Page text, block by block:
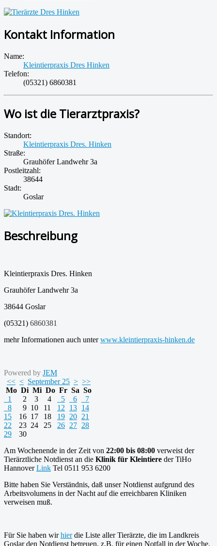
Kontakt Information
Name:
Kleintierpraxis Dres Hinken
Telefon:
(05321) 6860381
Wo ist die Tierarztpraxis?
Standort:
Kleintierpraxis Dres. Hinken
Straße:
Grauhöfer Landwehr 3a
Postleitzahl:
38644
Stadt:
Goslar
Beschreibung
Kleintierpraxis Dres. Hinken
Grauhöfer Landwehr 3a
38644 Goslar
(05321) 6860381
mehr Informationen auch unterwww.kleintierpraxis-hinken.de
Powered by JEM
<< < September 25 > >>
Mo Di Mi Do Fr Sa So
1
2 3 4 5 6
7
8
9 10 11 12 13 14
15
16 17 18 19 20 21
22
23 24 25 26 27 28
29
30
Am Wochenende in der Zeit von 22:00 bis 08:00 verweist der
Tierärztliche Notdienst an die Klinik für Kleintiere der TiHo
HannoverLink Tel 0511 953 6200
Bitte haben Sie Verständnis, daß unser Notdienst aufgrund des
Arbeitsvolumens in der Nacht auf die erreichbaren Kliniken
verweisen muß.
Für Sie haben wirhierdie Liste aller Tierärzte, die im Landkreis
Goslar den Notdienst betreuen, z.B. für einen Notfall in der Woche.